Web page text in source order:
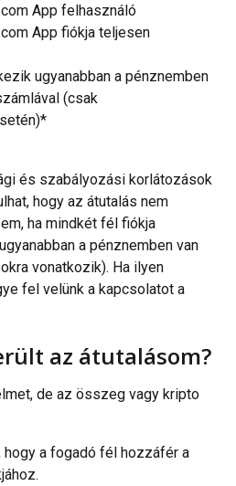
App felhasználó
App fiókja teljesen
ugyanabban a pénznemben
(csak
és szabályozási korlátozások
hogy az átutalás nem
ha mindkét fél fiókja
a pénznemben van
vonatkozik). Ha ilyen
fel velünk a kapcsolatot a
az átutalásom?
de az összeg vagy kripto
hogy a fogadó fél hozzáfér a